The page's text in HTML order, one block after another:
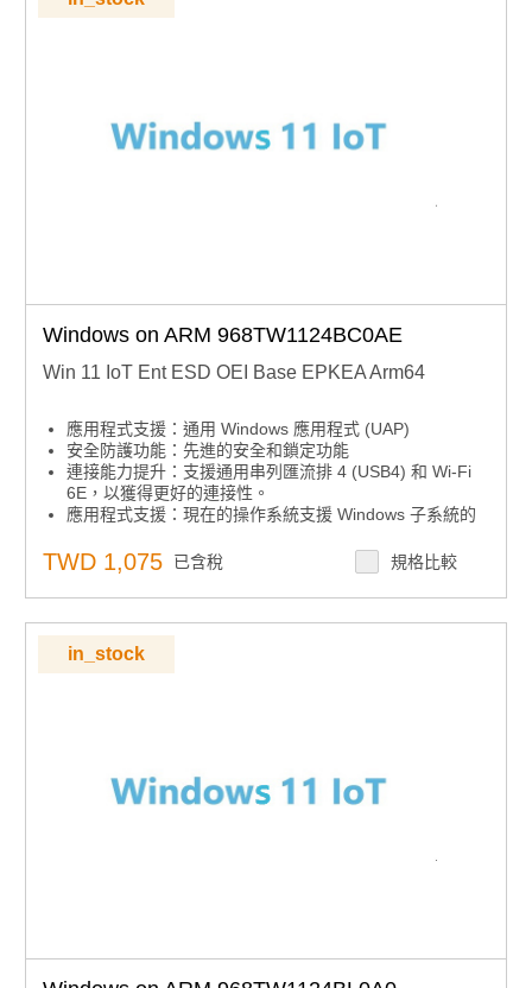
Windows on ARM 968TW1124BC0AE
Win 11 IoT Ent ESD OEI Base EPKEA Arm64
應用程式支援：通用 Windows 應用程式 (UAP)
安全防護功能：先進的安全和鎖定功能
連接能力提升：支援通用串列匯流排 4 (USB4) 和 Wi-Fi
6E，以獲得更好的連接性。
應用程式支援：現在的操作系統支援 Windows 子系統的
TWD 1,075 已含稅 規格比較
in_stock